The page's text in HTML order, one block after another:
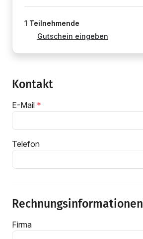
Kontakt
E-Mail
Telefon
Rechnungsinformationen
Firma
1 Teilnehmende
Gutschein eingeben